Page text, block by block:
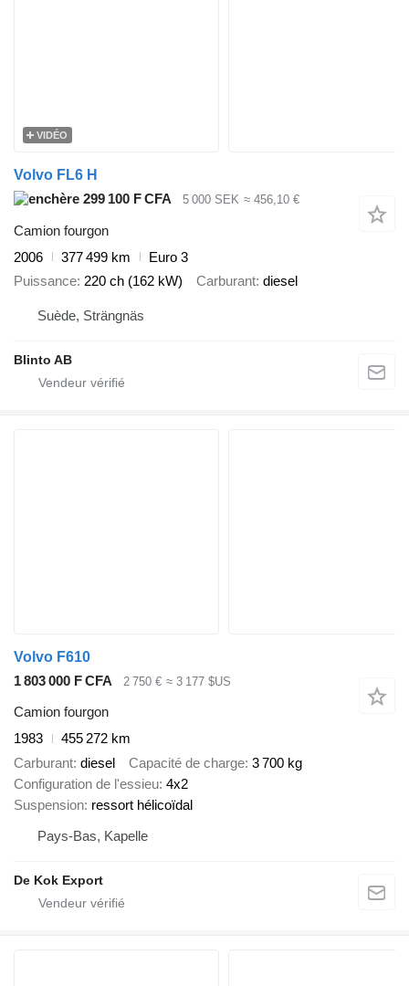
VIDÉO
Volvo FL6 H
299 100 F CFA
5 000 SEK ≈ 456,10 €
Camion fourgon
2006
377 499 km
Euro 3
Puissance 220 ch (162 kW) Carburant diesel
Suède, Strängnäs
Blinto AB
Volvo F610
1 803 000 F CFA
2 750 € ≈ 3 177 $US
Camion fourgon
1983
455 272 km
Carburant diesel Capacité de charge 3 700 kg
Configuration de l'essieu 4x2
Suspension ressort hélicoïdal
Pays-Bas, Kapelle
De Kok Export